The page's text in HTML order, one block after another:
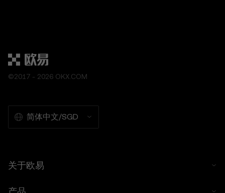
©2017 - 2026 OKX.COM
简体中文/SGD
关于欧易
数字资产波动性很大，受市场风险影响。过去的
并能承担数字资产的潜在损失的情况下，才可以